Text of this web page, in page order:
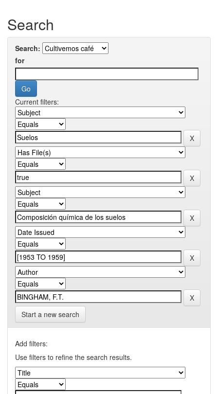
Search
Search:
for
Current filters:
Start a new search
Add filters:
Use filters to refine the search results.